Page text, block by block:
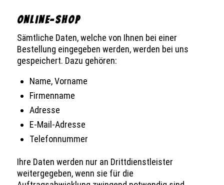
ONLINE-SHOP
Sämtliche Daten, welche von Ihnen bei einer
Bestellung eingegeben werden, werden bei uns
gespeichert. Dazu gehören:
Name, Vorname
Firmenname
Adresse
E-Mail-Adresse
Telefonnummer
Ihre Daten werden nur an Drittdienstleister
weitergegeben, wenn sie für die